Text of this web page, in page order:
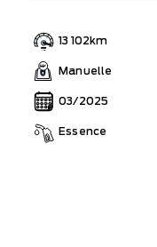
13 102km
Manuelle
03/2025
Essence